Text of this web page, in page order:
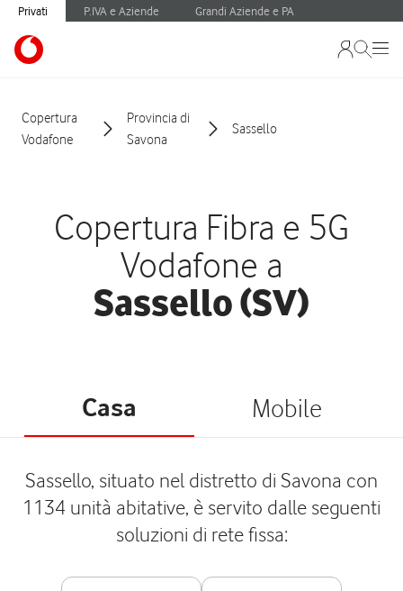
Privati P.IVA e Aziende Grandi Aziende e PA
Copertura
Vodafone
Provincia di
Savona
Sassello
Copertura Fibra e 5G
Vodafone a
Sassello (SV)
Casa Mobile
Sassello, situato nel distretto di Savona con
1134 unità abitative, è servito dalle seguenti
soluzioni di rete fissa: